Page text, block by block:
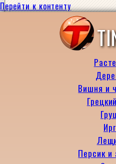
Перейти к контенту
Вишня и
Персик и